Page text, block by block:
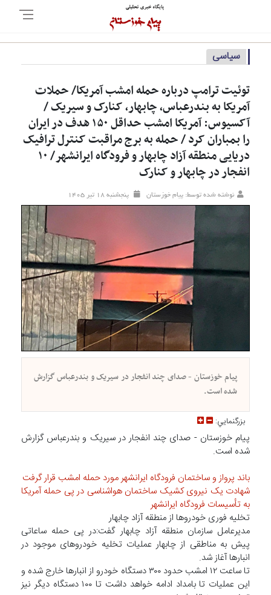
سیاسی
توئیت ترامپ درباره حمله امشب آمریکا/ حملات
آمریکا به بندرعباس، چابهار، کنارک و سیریک /
آکسیوس: آمریکا امشب حداقل ۱۵۰ هدف در ایران
را بمباران کرد / حمله به برج مراقبت کنترل ترافیک
دریایی منطقه آزاد چابهار و فرودگاه ایرانشهر/ ۱۰
انفجار در چابهار و کنارک
نوشته شده توسط: پیام خوزستان پنجشنبه ۱۸ تير ۱۴۰۵
پیام خوزستان - صدای چند انفجار در سیریک و بندرعباس گزارش
شده است.
بزرگنمايي:
پیام خوزستان - صدای چند انفجار در سیریک و بندرعباس گزارش
شده است.
باند پرواز و ساختمان فرودگاه ایرانشهر مورد حمله امشب قرار گرفت
شهادت یک نیروی کشیک ساختمان هواشناسی در پی حمله آمریکا
به تأسیسات فرودگاه ایرانشهر
تخلیه فوری خودروها از منطقه آزاد چابهار
مدیرعامل سازمان منطقه آزاد چابهار گفت:در پی حمله ساعاتی
پیش به مناطقی از چابهار عملیات تخلیه خودروهای موجود در
انبارها آغاز شد.
تا ساعت ۱۲ امشب حدود ۳۰۰ دستگاه خودرو از انبارها خارج شده و
این عملیات تا بامداد ادامه خواهد داشت تا ۱۰۰ دستگاه دیگر نیز